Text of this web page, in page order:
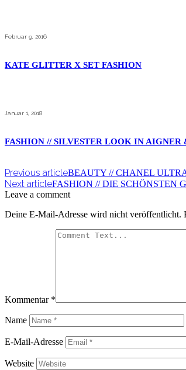
Februar 9, 2016
KATE GLITTER X SET FASHION
Januar 1, 2018
FASHION // SILVESTER LOOK IN AIGNER
Previous articleBEAUTY // CHANEL
Next articleFASHION // DIE SCHÖNSTEN
Leave a comment
Deine E-Mail-Adresse wird nicht veröffentlicht.
Kommentar *
Name
E-Mail-Adresse
Website